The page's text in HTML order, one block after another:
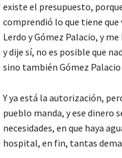
existe el presupuesto,
comprendió lo que tiene
Lerdo y Gómez Palacio, y
y dije sí, no es posible que
sino también Gómez Palacio
Y ya está la autorización,
pueblo manda, y ese dinero
necesidades, en que haya
hospital, en fin, tantas